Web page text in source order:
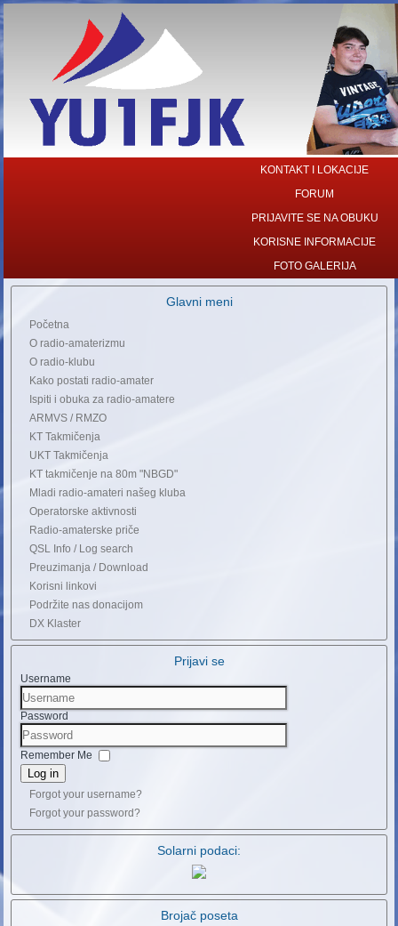
KONTAKT I LOKACIJE
FORUM
PRIJAVITE SE NA OBUKU
KORISNE INFORMACIJE
FOTO GALERIJA
Glavni meni
Početna
O radio-amaterizmu
O radio-klubu
Kako postati radio-amater
Ispiti i obuka za radio-amatere
ARMVS / RMZO
KT Takmičenja
UKT Takmičenja
KT takmičenje na 80m "NBGD"
Mladi radio-amateri našeg kluba
Operatorske aktivnosti
Radio-amaterske priče
QSL Info / Log search
Preuzimanja / Download
Korisni linkovi
Podržite nas donacijom
DX Klaster
Prijavi se
Username
Password
Remember Me
Log in
Forgot your username?
Forgot your password?
Solarni podaci:
Brojač poseta